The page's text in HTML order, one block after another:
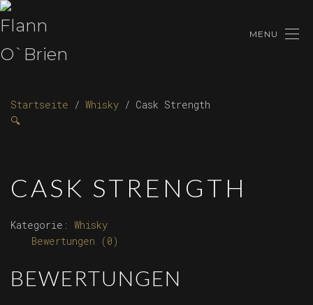
MENU
Startseite / Whisky / Cask Strength
🔍
CASK STRENGTH
Kategorie: Whisky
Bewertungen (0)
BEWERTUNGEN